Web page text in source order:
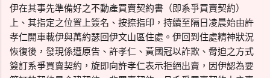
伊在其事先準備好之不動產買賣契約書（即系爭買賣契約）
上、其指定之位置上簽名、按捺指印，持續至隔日凌晨始由許
孝仁開車載伊與萬約瑟回伊文山區住處。伊回到住處精神狀況
恢復後，發現係遭原告、許孝仁、黃國冠以詐欺、脅迫之方式
簽訂系爭買賣契約，旋即向許孝仁表示拒絕出賣，因伊認為要